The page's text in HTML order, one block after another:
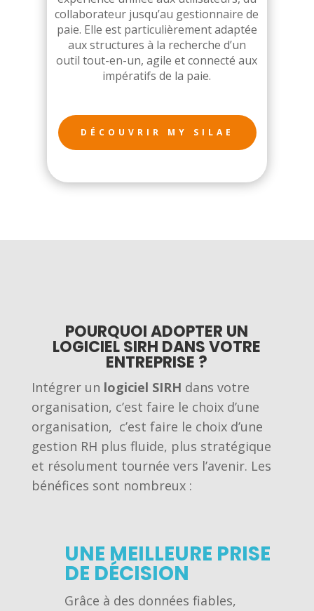
collaborateur jusqu’au gestionnaire de
paie. Elle est particulièrement adaptée
aux structures à la recherche d’un
outil tout-en-un, agile et connecté aux
impératifs de la paie.
DÉCOUVRIR MY SILAE
POURQUOI ADOPTER UN
LOGICIEL SIRH DANS VOTRE
ENTREPRISE ?
Intégrer un logiciel SIRH dans votre
organisation, c’est faire le choix d’une
organisation, c’est faire le choix d’une
gestion RH plus fluide, plus stratégique
et résolument tournée vers l’avenir. Les
bénéfices sont nombreux :
UNE MEILLEURE PRISE
DE DÉCISION
Grâce à des données fiables,